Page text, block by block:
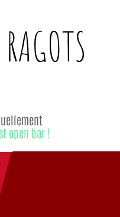
RAGOTS
open bar !